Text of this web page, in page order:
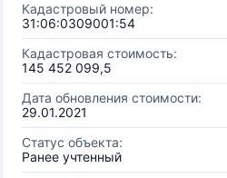
Кадастровый номер:
31:06:0309001:54
Кадастровая стоимость:
145 452 099,5
Дата обновления стоимости:
29.01.2021
Статус объекта:
Ранее учтенный